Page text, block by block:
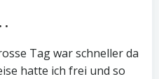
Tag war schneller da
hatte ich frei und so